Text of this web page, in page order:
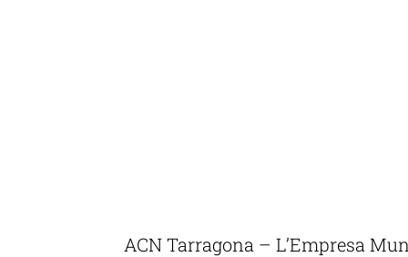
ACN Tarragona – L’Empresa